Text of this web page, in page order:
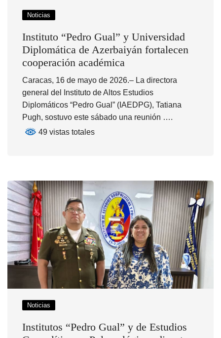
Noticias
Instituto “Pedro Gual” y Universidad
Diplomática de Azerbaiyán fortalecen
cooperación académica
Caracas, 16 de mayo de 2026.– La directora
general del Instituto de Altos Estudios
Diplomáticos “Pedro Gual” (IAEDPG), Tatiana
Pugh, sostuvo este sábado una reunión ….
49 vistas totales
Noticias
Institutos “Pedro Gual” y de Estudios